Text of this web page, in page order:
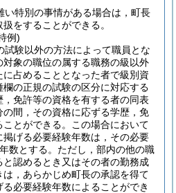
い特別の事情がある場合は，町長
をすることができる。
例)
試験以外の方法によって職員とな
対象の職位の属する職務の級以外
占めることとなった者で級別資
の正規の試験の区分に対応する
免許等の資格を有する者の同表
間，その資格に応ずる学歴，免
とができる。
この場合において
げる必要経験年数は，その必要
数とする。 ただし，部内の他の職
と認めるとき又はその者の勤務成
，あらかじめ町長の承認を得て
必要経験年数によることができ